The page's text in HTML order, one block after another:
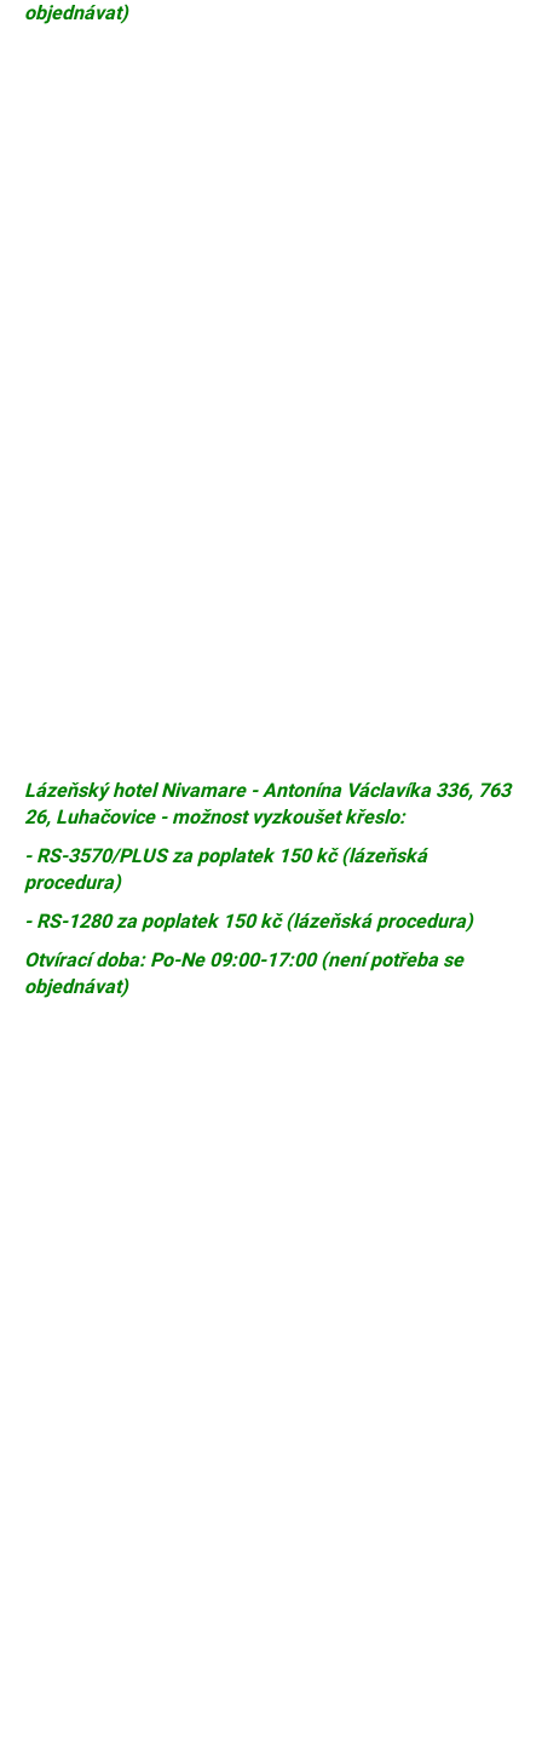
objednávat)
Lázeňský hotel Nivamare - Antonína Václavíka 336, 763
26, Luhačovice -možnost vyzkoušet křeslo:
- RS-3570/PLUS za poplatek 150 kč (lázeňská
procedura)
- RS-1280 za poplatek 150 kč (lázeňská procedura)
Otvírací doba: Po-Ne 09:00-17:00 (není potřeba se
objednávat)